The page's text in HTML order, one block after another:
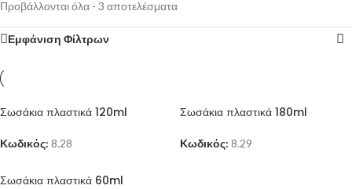
Προβάλλονται όλα - 3 αποτελέσματα
Εμφάνιση Φίλτρων
Σωσάκια πλαστικά 120ml
Κωδικός: 8.28
Σωσάκια πλαστικά 180ml
Κωδικός: 8.29
Σωσάκια πλαστικά 60ml